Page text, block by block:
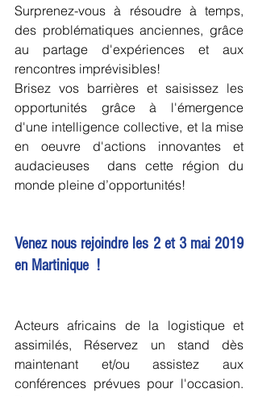
Surprenez-vous à résoudre à temps,
des problématiques anciennes, grâce
au partage d'expériences et aux
rencontres imprévisibles!
Brisez vos barrières et saisissez les
opportunités grâce à l'émergence
d'une intelligence collective, et la mise
en oeuvre d'actions innovantes et
audacieuses  ​dans cette région du
monde pleine d’opportunités!
Venez nous rejoindre les 2 et 3 mai 2019
en Martinique  !
Acteurs africains de la logistique et
assimilés, Réservez un stand dès
maintenant et/ou assistez aux
conférences prévues pour l'occasion.